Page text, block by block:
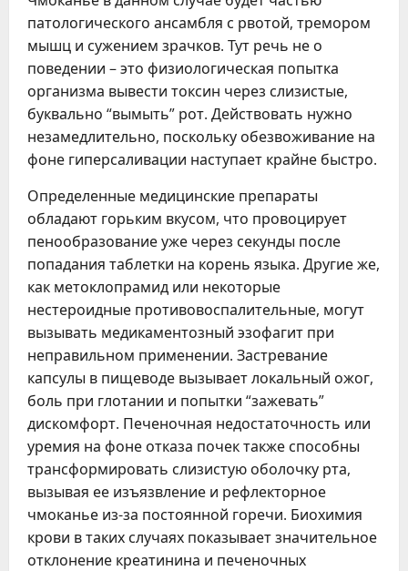
патологического ансамбля с рвотой, тремором
мышц и сужением зрачков. Тут речь не о
поведении – это физиологическая попытка
организма вывести токсин через слизистые,
буквально “вымыть” рот. Действовать нужно
незамедлительно, поскольку обезвоживание на
фоне гиперсаливации наступает крайне быстро.
Определенные медицинские препараты
обладают горьким вкусом, что провоцирует
пенообразование уже через секунды после
попадания таблетки на корень языка. Другие же,
как метоклопрамид или некоторые
нестероидные противовоспалительные, могут
вызывать медикаментозный эзофагит при
неправильном применении. Застревание
капсулы в пищеводе вызывает локальный ожог,
боль при глотании и попытки “зажевать”
дискомфорт. Печеночная недостаточность или
уремия на фоне отказа почек также способны
трансформировать слизистую оболочку рта,
вызывая ее изъязвление и рефлекторное
чмоканье из-за постоянной горечи. Биохимия
крови в таких случаях показывает значительное
отклонение креатинина и печеночных